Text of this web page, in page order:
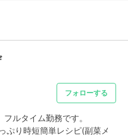
フォローする
ルタイム勤務です。
ぷり時短簡単レシピ(副菜メ